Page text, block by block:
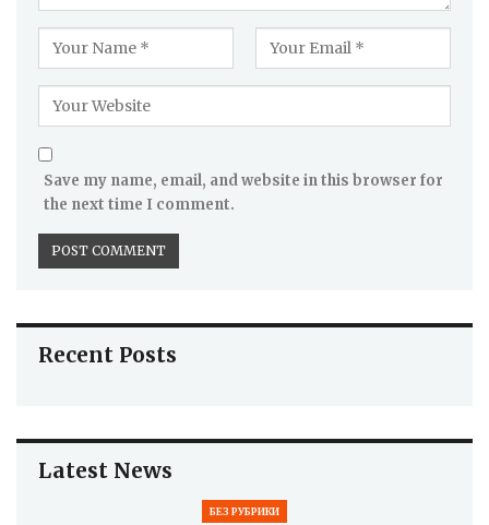
Save my name, email, and website in this browser for
the next time I comment.
Recent Posts
Latest News
БЕЗ РУБРИКИ